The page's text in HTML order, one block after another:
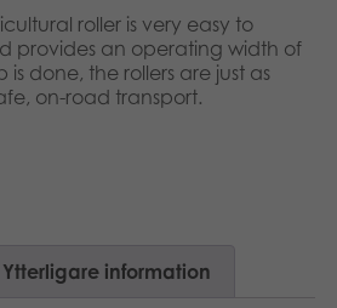
roller is very easy to
provides an operating width of
is done, the rollers are just as
on-road transport.
Ytterligare information